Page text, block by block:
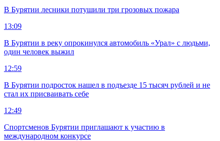
В Бурятии лесники потушили три грозовых пожара
13:09
В Бурятии в реку опрокинулся автомобиль «Урал» с людьми,
один человек выжил
12:59
В Бурятии подросток нашел в подъезде 15 тысяч рублей и не
стал их присваивать себе
12:49
Спортсменов Бурятии приглашают к участию в
международном конкурсе